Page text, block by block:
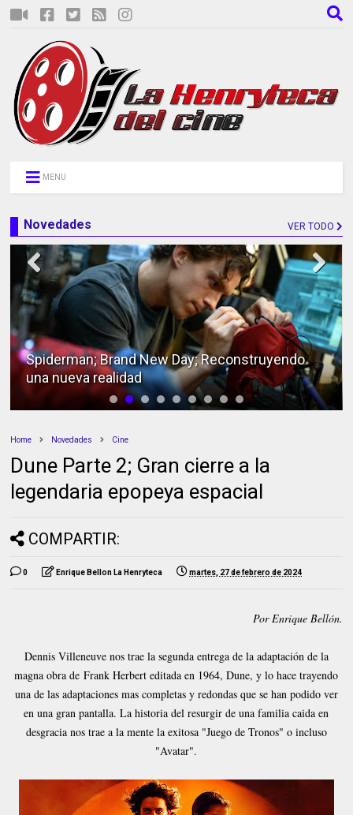
MENU
Novedades VER TODO
Alas de Mariposa; Análisis de la edición Bluray
Home Novedades Cine
Dune Parte 2; Gran cierre a la
legendaria epopeya espacial
COMPARTIR:
0 Enrique Bellon La Henryteca martes, 27 de febrero de 2024
Por Enrique Bellón.
Dennis Villeneuve nos trae la segunda entrega de la adaptación de la
magna obra de Frank Herbert editada en 1964, Dune, y lo hace trayendo
una de las adaptaciones mas completas y redondas que se han podido ver
en una gran pantalla. La historia del resurgir de una familia caida en
desgracia nos trae a la mente la exitosa "Juego de Tronos" o incluso
"Avatar".